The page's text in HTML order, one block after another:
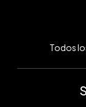
Todos